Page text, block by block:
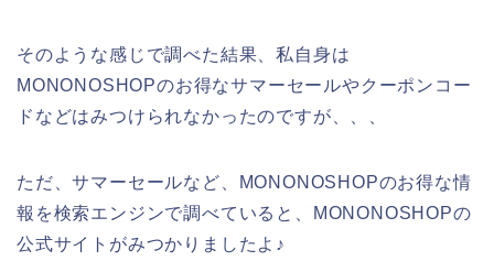
そのような感じで調べた結果、私自身は
MONONOSHOPのお得なサマーセールやクーポンコー
ドなどはみつけられなかったのですが、、、
ただ、サマーセールなど、MONONOSHOPのお得な情
報を検索エンジンで調べていると、MONONOSHOPの
公式サイトがみつかりましたよ♪